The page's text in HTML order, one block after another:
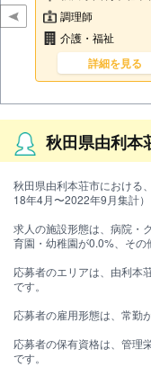
調理師
介護・福祉
詳細を見る
秋田県由利本
秋田県由利本荘市における
18年4月〜2022年9月集計）
求人の施設形態は、病院・
育園・幼稚園が0.0%、その
応募者のエリアは、由利本
です。
応募者の雇用形態は、常勤
応募者の保有資格は、管理
です。